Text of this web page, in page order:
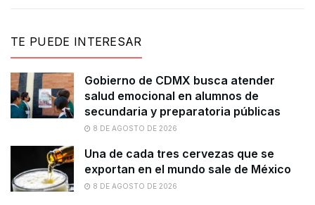
TE PUEDE INTERESAR
Gobierno de CDMX busca atender
salud emocional en alumnos de
secundaria y preparatoria públicas
8 DE AGOSTO DE 2026
Una de cada tres cervezas que se
exportan en el mundo sale de México
8 DE AGOSTO DE 2026